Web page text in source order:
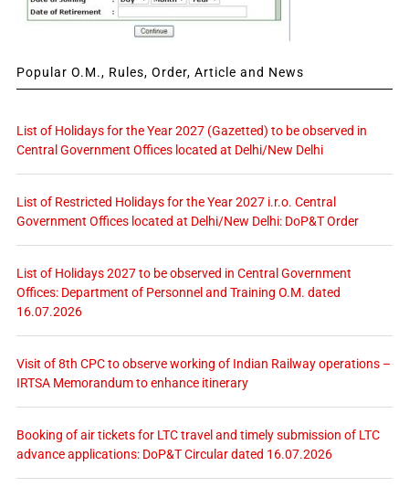
Popular O.M., Rules, Order, Article and News
List of Holidays for the Year 2027 (Gazetted) to be observed in
Central Government Offices located at Delhi/New Delhi
List of Restricted Holidays for the Year 2027 i.r.o. Central
Government Offices located at Delhi/New Delhi: DoP&T Order
List of Holidays 2027 to be observed in Central Government
Offices: Department of Personnel and Training O.M. dated
16.07.2026
Visit of 8th CPC to observe working of Indian Railway operations –
IRTSA Memorandum to enhance itinerary
Booking of air tickets for LTC travel and timely submission of LTC
advance applications: DoP&T Circular dated 16.07.2026